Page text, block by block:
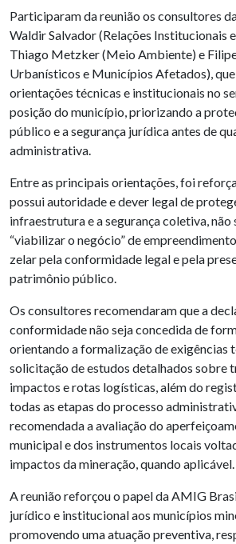
Participaram da reunião os consultores
Waldir Salvador (Relações Institucionais
Thiago Metzker (Meio Ambiente) e
Urbanísticos e Municípios Afetados),
orientações técnicas e institucionais no
posição do município, priorizando a
público e a segurança jurídica antes de
administrativa.
Entre as principais orientações, foi
possui autoridade e dever legal de
infraestrutura e a segurança coletiva, não
“viabilizar o negócio” de
zelar pela conformidade legal e pela
patrimônio público.
Os consultores recomendaram que a
conformidade não seja concedida de
orientando a formalização de exigências
solicitação de estudos detalhados sobre
impactos e rotas logísticas, além do
todas as etapas do processo
recomendada a avaliação do
municipal e dos instrumentos locais
impactos da mineração, quando aplicável.
A reunião reforçou o papel da AMIG
jurídico e institucional aos municípios
promovendo uma atuação preventiva,